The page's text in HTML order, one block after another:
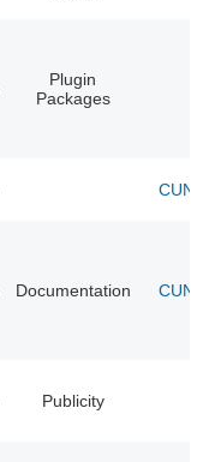
Plugin
Packages
Documentation
Publicity